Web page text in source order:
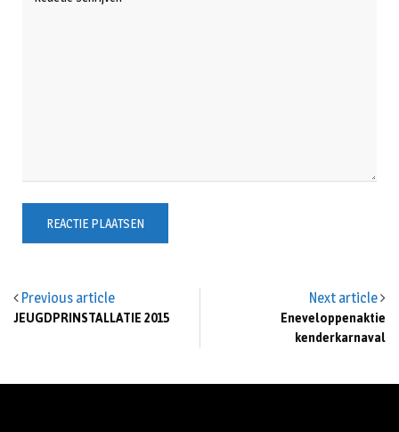
Previous article
JEUGDPRINSTALLATIE 2015
Next article
Eneveloppenaktie
kenderkarnaval